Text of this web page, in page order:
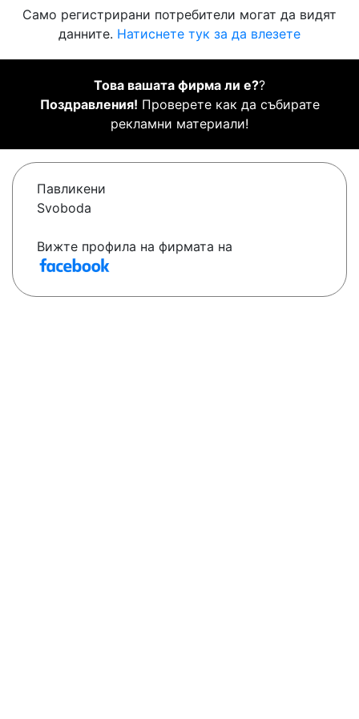
Само регистрирани потребители могат да видят
данните. Натиснете тук за да влезете
Това вашата фирма ли е??
Поздравления! Проверете как да събирате
рекламни материали!
Павликени
Svoboda
Вижте профила на фирмата на